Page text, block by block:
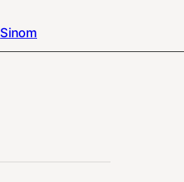
Sinom